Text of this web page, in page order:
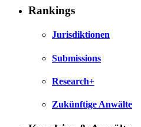
Rankings
Jurisdiktionen
Submissions
Research+
Zukünftige Anwälte